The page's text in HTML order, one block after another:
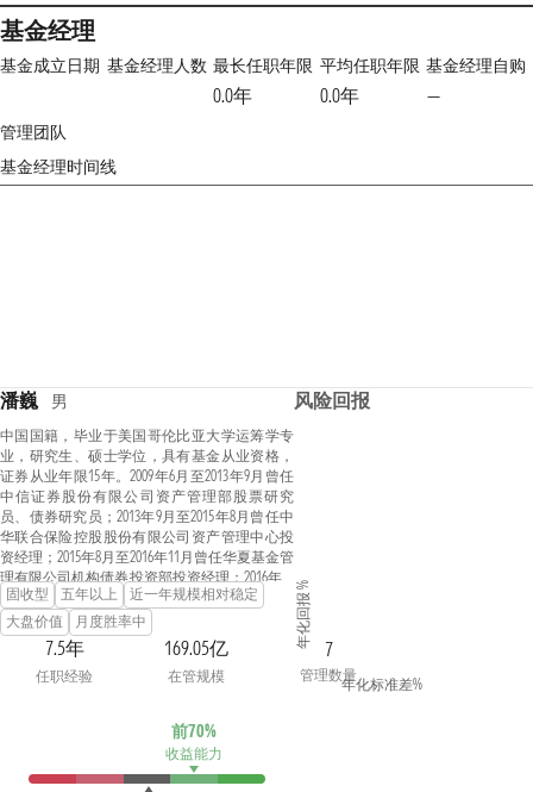
基金经理
基金成立日期 基金经理人数 最长任职年限
0.0年
平均任职年限
0.0年
基金经理自购
—
管理团队
基金经理时间线
潘巍 男
中国国籍，毕业于美国哥伦比亚大学运筹学专
业，研究生、硕士学位，具有基金从业资格，
证券从业年限15年。2009年6月至2013年9月曾任
中信证券股份有限公司资产管理部股票研究
员、债券研究员；2013年9月至2015年8月曾任中
华联合保险控股股份有限公司资产管理中心投
资经理；2015年8月至2016年11月曾任华夏基金管
理有限公司机构债券投资部投资经理；2016年12
月至2022年3月曾任安信基金管理有限责任公司
固定收益部投资经理、基金经理。2022年3月加
入公司，现任固收投资二部总经理。
固收型 五年以上
近一年规模相对稳定
大盘价值
月度胜率中
7.5年
任职经验
169.05亿
在管规模
7
管理数量
前70%
收益能力
风险回报
年化回报 %
年化标准差%